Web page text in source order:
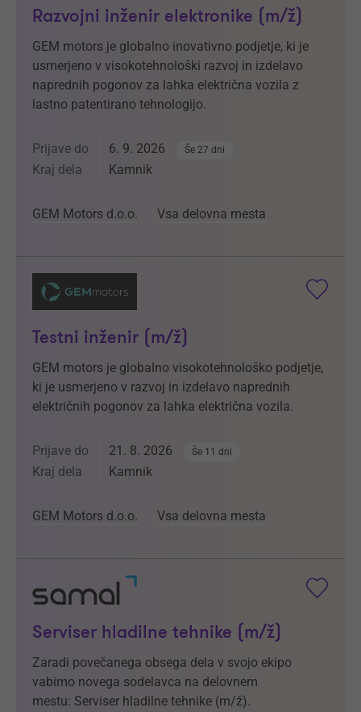
Razvojni inženir elektronike (m/ž)
GEM motors je globalno inovativno podjetje, ki je
usmerjeno v visokotehnološki razvoj in izdelavo
naprednih pogonov za lahka električna vozila z
lastno patentirano tehnologijo.
Prijave do 6. 9. 2026 Še 27 dni
Kraj dela Kamnik
GEM Motors d.o.o. Vsa delovna mesta
Testni inženir (m/ž)
GEM motors je globalno visokotehnološko podjetje,
ki je usmerjeno v razvoj in izdelavo naprednih
električnih pogonov za lahka električna vozila.
Prijave do 21. 8. 2026 Še 11 dni
Kraj dela Kamnik
GEM Motors d.o.o. Vsa delovna mesta
Serviser hladilne tehnike (m/ž)
Zaradi povečanega obsega dela v svojo ekipo
vabimo novega sodelavca na delovnem
mestu: Serviser hladilne tehnike (m/ž).